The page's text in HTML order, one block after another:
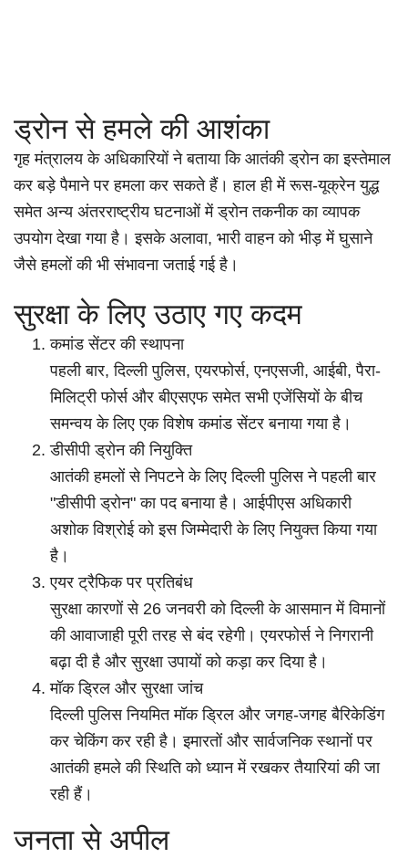
ड्रोन से हमले की आशंका
गृह मंत्रालय के अधिकारियों ने बताया कि आतंकी ड्रोन का इस्तेमाल
कर बड़े पैमाने पर हमला कर सकते हैं। हाल ही में रूस-यूक्रेन युद्ध
समेत अन्य अंतरराष्ट्रीय घटनाओं में ड्रोन तकनीक का व्यापक
उपयोग देखा गया है। इसके अलावा, भारी वाहन को भीड़ में घुसाने
जैसे हमलों की भी संभावना जताई गई है।
सुरक्षा के लिए उठाए गए कदम
कमांड सेंटर की स्थापना
पहली बार, दिल्ली पुलिस, एयरफोर्स, एनएसजी, आईबी, पैरा-
मिलिट्री फोर्स और बीएसएफ समेत सभी एजेंसियों के बीच
समन्वय के लिए एक विशेष कमांड सेंटर बनाया गया है।
डीसीपी ड्रोन की नियुक्ति
आतंकी हमलों से निपटने के लिए दिल्ली पुलिस ने पहली बार
"डीसीपी ड्रोन" का पद बनाया है। आईपीएस अधिकारी
अशोक विश्रोई को इस जिम्मेदारी के लिए नियुक्त किया गया
है।
एयर ट्रैफिक पर प्रतिबंध
सुरक्षा कारणों से 26 जनवरी को दिल्ली के आसमान में विमानों
की आवाजाही पूरी तरह से बंद रहेगी। एयरफोर्स ने निगरानी
बढ़ा दी है और सुरक्षा उपायों को कड़ा कर दिया है।
मॉक ड्रिल और सुरक्षा जांच
दिल्ली पुलिस नियमित मॉक ड्रिल और जगह-जगह बैरिकेडिंग
कर चेकिंग कर रही है। इमारतों और सार्वजनिक स्थानों पर
आतंकी हमले की स्थिति को ध्यान में रखकर तैयारियां की जा
रही हैं।
जनता से अपील